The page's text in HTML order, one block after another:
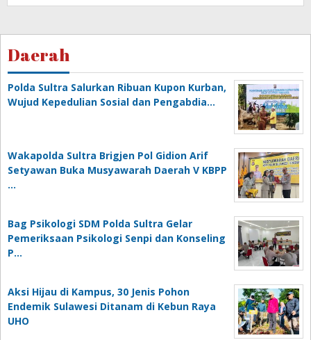
Daerah
Polda Sultra Salurkan Ribuan Kupon Kurban,
Wujud Kepedulian Sosial dan Pengabdia…
Wakapolda Sultra Brigjen Pol Gidion Arif
Setyawan Buka Musyawarah Daerah V KBPP
…
Bag Psikologi SDM Polda Sultra Gelar
Pemeriksaan Psikologi Senpi dan Konseling
P…
‎Aksi Hijau di Kampus, 30 Jenis Pohon
Endemik Sulawesi Ditanam di Kebun Raya
UHO